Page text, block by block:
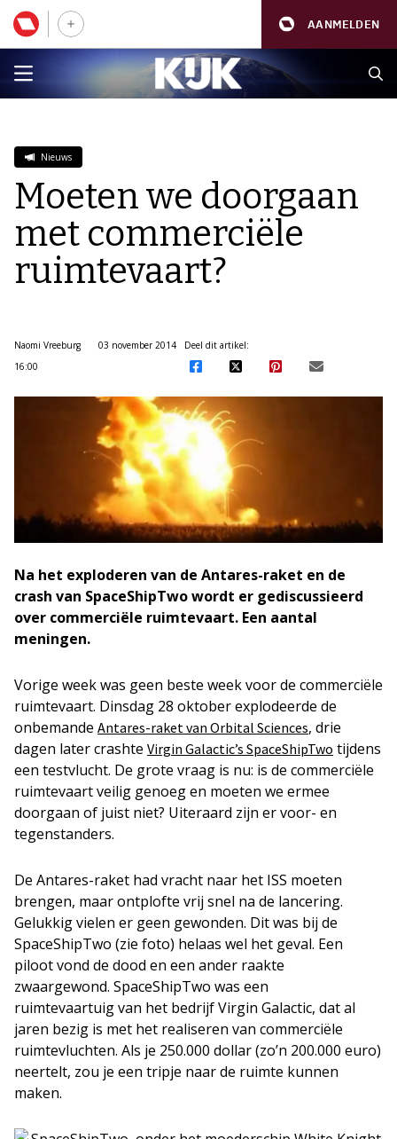
AANMELDEN
Nieuws
Moeten we doorgaan
met commerciële
ruimtevaart?
Naomi Vreeburg
03 november 2014
16:00
Deel dit artikel:
Na het exploderen van de Antares-raket en de
crash van SpaceShipTwo wordt er gediscussieerd
over commerciële ruimtevaart. Een aantal
meningen.
Vorige week was geen beste week voor de commerciële
ruimtevaart. Dinsdag 28 oktober explodeerde de
onbemande Antares-raket van Orbital Sciences, drie
dagen later crashte Virgin Galactic’s SpaceShipTwo tijdens
een testvlucht. De grote vraag is nu: is de commerciële
ruimtevaart veilig genoeg en moeten we ermee
doorgaan of juist niet? Uiteraard zijn er voor- en
tegenstanders.
De Antares-raket had vracht naar het ISS moeten
brengen, maar ontplofte vrij snel na de lancering.
Gelukkig vielen er geen gewonden. Dit was bij de
SpaceShipTwo (zie foto) helaas wel het geval. Een
piloot vond de dood en een ander raakte
zwaargewond. SpaceShipTwo was een
ruimtevaartuig van het bedrijf Virgin Galactic, dat al
jaren bezig is met het realiseren van commerciële
ruimtevluchten. Als je 250.000 dollar (zo’n 200.000 euro)
neertelt, zou je een tripje naar de ruimte kunnen
maken.